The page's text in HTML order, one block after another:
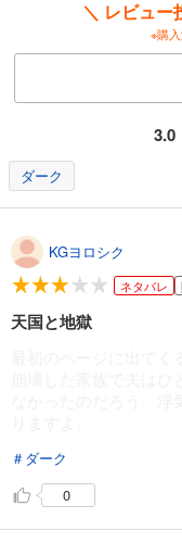
78円 (税込)
あらすじ
78
完結
あらすじ
78円 (税込)
＼ レビュー
※購
3.0
ダーク
KGヨロシク
ネタバレ
天国と地獄
＃ダーク
0